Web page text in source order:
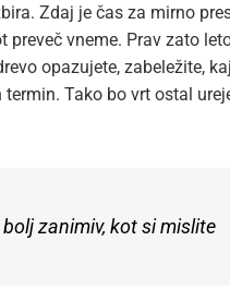
Zdaj je čas za mirno
vneme. Prav zato
opazujete, zabeležite,
Tako bo vrt ostal
zanimiv, kot si mislite